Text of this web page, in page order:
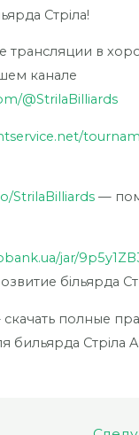
Стріла!
трансляции в
канале
@StrilaBilliards
StrilaBilliards —
jar/
більярда
полные
бильярда Стріла